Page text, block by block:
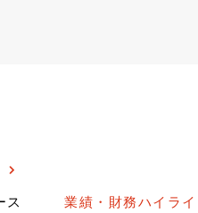
ス
業績・財務ハイライ